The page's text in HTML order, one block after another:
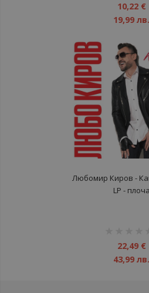
10,22 €
19,99 лв.
Любомир Киров ‎-
LP - плоча
22,49 €
43,99 лв.